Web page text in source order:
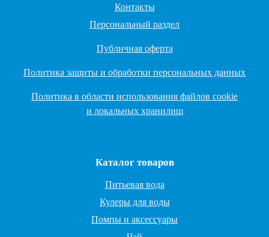
Контакты
Персональный раздел
Публичная оферта
Политика защиты и обработки персональных данных
Политика в области использования файлов cookie
и локальных хранилищ
Каталог товаров
Питьевая вода
Кулеры для воды
Помпы и аксессуары